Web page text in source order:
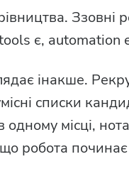
Ззовні
є, automation
інакше.
списки
місці,
робота